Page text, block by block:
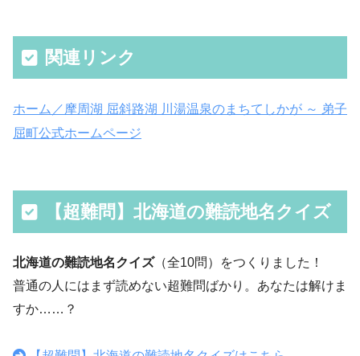
関連リンク
ホーム／摩周湖 屈斜路湖 川湯温泉のまちてしかが ～ 弟子
屈町公式ホームページ
【超難問】北海道の難読地名クイズ
北海道の難読地名クイズ（全10問）をつくりました！
普通の人にはまず読めない超難問ばかり。あなたは解けま
すか……？